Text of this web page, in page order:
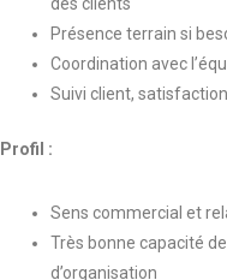
Présence terrain si
Coordination avec
Suivi client,
Profil :
Sens commercial et
Très bonne capacité
d’organisation